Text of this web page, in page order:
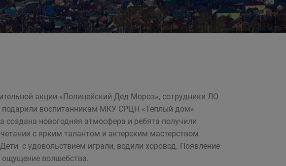
акции «Полицейский Дед Мороз», сотрудники ЛО
воспитанникам МКУ СРЦН «Теплый дом»
новогодняя атмосфера и ребята получили
с ярким талантом и актерским мастерством
с удовольствием играли, водили хоровод. Появление
волшебства.